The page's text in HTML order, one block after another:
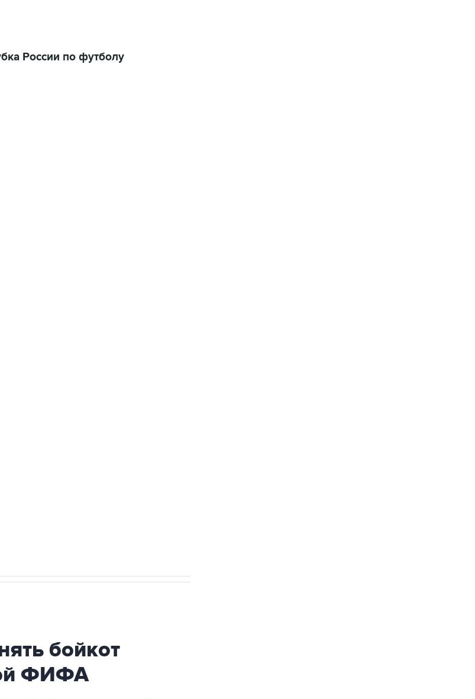
России по футболу
бойкот
ФИФА